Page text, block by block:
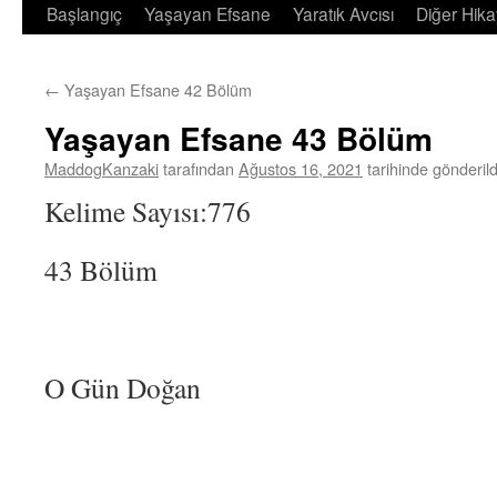
İçeriğe
Başlangıç Yaşayan Efsane Yaratık Avcısı Diğer
← Yaşayan Efsane 42 Bölüm
Yaşayan Efsane 43 Bölüm
MaddogKanzakitarafından Ağustos 16, 2021 tarihinde
Kelime Sayısı:776
43 Bölüm
O Gün Doğan